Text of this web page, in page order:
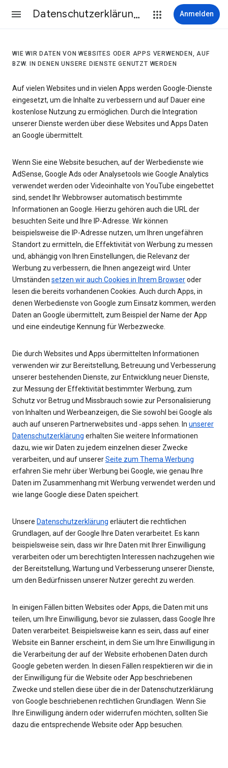
Datenschutzerklärung & Nutzungsbedingungen Anmelden
WIE WIR DATEN VON WEBSITES ODER APPS VERWENDEN, AUF
BZW. IN DENEN UNSERE DIENSTE GENUTZT WERDEN
Auf vielen Websites und in vielen Apps werden Google-Dienste
eingesetzt, um die Inhalte zu verbessern und auf Dauer eine
kostenlose Nutzung zu ermöglichen. Durch die Integration
unserer Dienste werden über diese Websites und Apps Daten
an Google übermittelt.
Wenn Sie eine Website besuchen, auf der Werbedienste wie
AdSense, Google Ads oder Analysetools wie Google Analytics
verwendet werden oder Videoinhalte von YouTube eingebettet
sind, sendet Ihr Webbrowser automatisch bestimmte
Informationen an Google. Hierzu gehören auch die URL der
besuchten Seite und Ihre IP-Adresse. Wir können
beispielsweise die IP-Adresse nutzen, um Ihren ungefähren
Standort zu ermitteln, die Effektivität von Werbung zu messen
und, abhängig von Ihren Einstellungen, die Relevanz der
Werbung zu verbessern, die Ihnen angezeigt wird. Unter
Umständen setzen wir auch Cookies in Ihrem Browseroder
lesen die bereits vorhandenen Cookies. Auch durch Apps, in
denen Werbedienste von Google zum Einsatz kommen, werden
Daten an Google übermittelt, zum Beispiel der Name der App
und eine eindeutige Kennung für Werbezwecke.
Die durch Websites und Apps übermittelten Informationen
verwenden wir zur Bereitstellung, Betreuung und Verbesserung
unserer bestehenden Dienste, zur Entwicklung neuer Dienste,
zur Messung der Effektivität bestimmter Werbung, zum
Schutz vor Betrug und Missbrauch sowie zur Personalisierung
von Inhalten und Werbeanzeigen, die Sie sowohl bei Google als
auch auf unseren Partnerwebsites und ‑apps sehen. In unserer
Datenschutzerklärung erhalten Sie weitere Informationen
dazu, wie wir Daten zu jedem einzelnen dieser Zwecke
verarbeiten, und auf unsererSeite zum Thema Werbung
erfahren Sie mehr über Werbung bei Google, wie genau Ihre
Daten im Zusammenhang mit Werbung verwendet werden und
wie lange Google diese Daten speichert.
Unsere Datenschutzerklärung erläutert die rechtlichen
Grundlagen, auf der Google Ihre Daten verarbeitet. Es kann
beispielsweise sein, dass wir Ihre Daten mit Ihrer Einwilligung
verarbeiten oder um berechtigten Interessen nachzugehen wie
der Bereitstellung, Wartung und Verbesserung unserer Dienste,
um den Bedürfnissen unserer Nutzer gerecht zu werden.
In einigen Fällen bitten Websites oder Apps, die Daten mit uns
teilen, um Ihre Einwilligung, bevor sie zulassen, dass Google Ihre
Daten verarbeitet. Beispielsweise kann es sein, dass auf einer
Website ein Banner erscheint, in dem Sie um Ihre Einwilligung in
die Verarbeitung der auf der Website erhobenen Daten durch
Google gebeten werden. In diesen Fällen respektieren wir die in
der Einwilligung für die Website oder App beschriebenen
Zwecke und stellen diese über die in der Datenschutzerklärung
von Google beschriebenen rechtlichen Grundlagen. Wenn Sie
Ihre Einwilligung ändern oder widerrufen möchten, sollten Sie
dazu die entsprechende Website oder App besuchen.